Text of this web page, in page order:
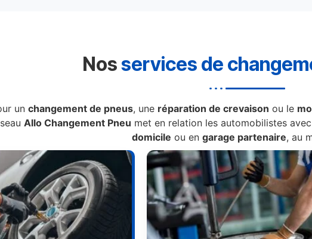
Nosservices de
un changement de pneus, une réparation de crevaison ou le
Allo Changement Pneu met en relation les automobilistes
domicile ou en garage partenaire, au